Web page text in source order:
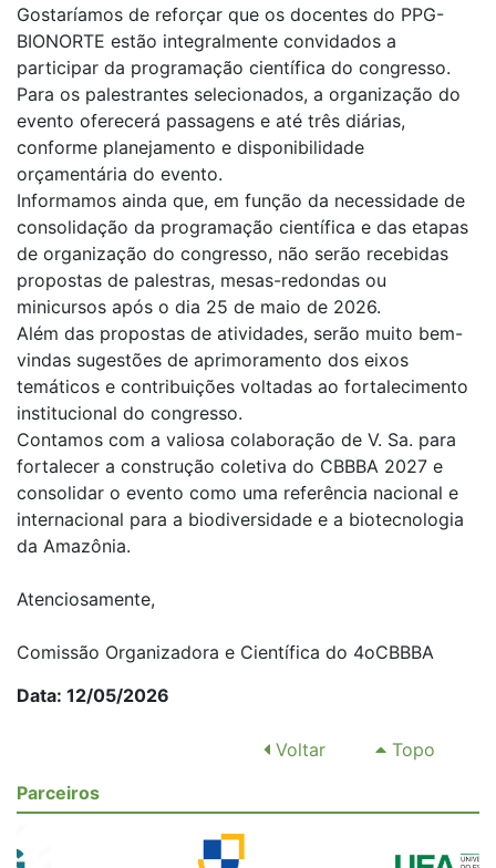
Gostaríamos de reforçar que os docentes do PPG-
BIONORTE estão integralmente convidados a
participar da programação científica do congresso.
Para os palestrantes selecionados, a organização do
evento oferecerá passagens e até três diárias,
conforme planejamento e disponibilidade
orçamentária do evento.
Informamos ainda que, em função da necessidade de
consolidação da programação científica e das etapas
de organização do congresso, não serão recebidas
propostas de palestras, mesas-redondas ou
minicursos após o dia 25 de maio de 2026.
Além das propostas de atividades, serão muito bem-
vindas sugestões de aprimoramento dos eixos
temáticos e contribuições voltadas ao fortalecimento
institucional do congresso.
Contamos com a valiosa colaboração de V. Sa. para
fortalecer a construção coletiva do CBBBA 2027 e
consolidar o evento como uma referência nacional e
internacional para a biodiversidade e a biotecnologia
da Amazônia.
Atenciosamente,
Comissão Organizadora e Científica do 4oCBBBA
Data: 12/05/2026
Voltar
Topo
Parceiros